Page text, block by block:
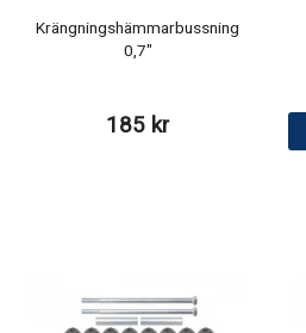
Krängningshämmarbussning
0,7"
185 kr